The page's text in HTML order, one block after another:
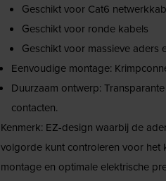
Geschikt voor Cat6
Geschikt voor ronde kabels
Geschikt voor massieve aders
Eenvoudige montage:
Duurzaam ontwerp:
contacten.
Kenmerk: EZ-design waarbij de
volgorde kunt controleren voor het
montage en optimale elektrische